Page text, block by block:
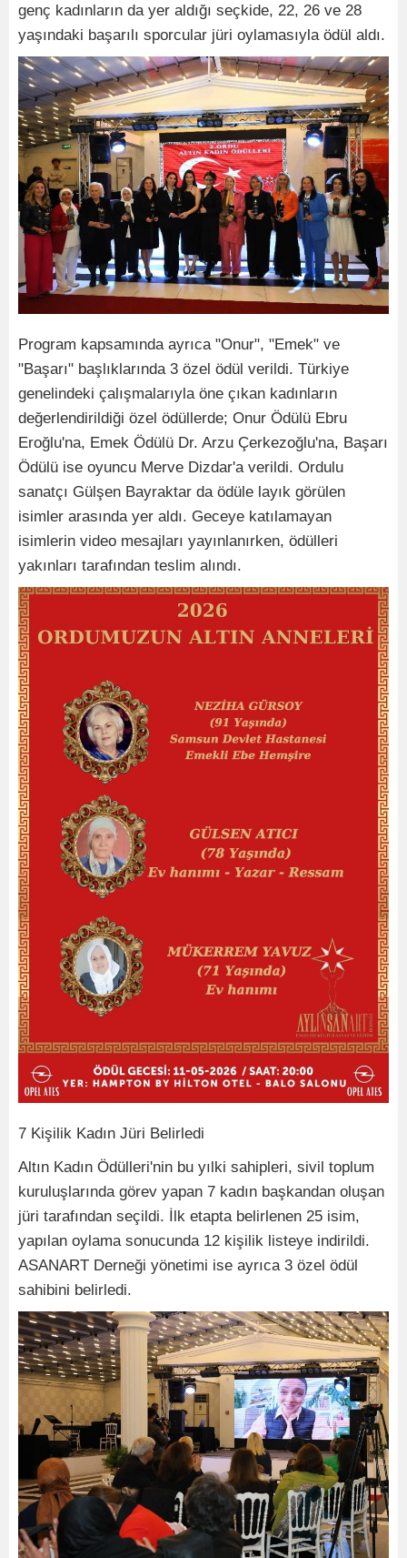
genç kadınların da yer aldığı seçkide, 22, 26 ve 28
yaşındaki başarılı sporcular jüri oylamasıyla ödül aldı.
Program kapsamında ayrıca "Onur", "Emek" ve
"Başarı" başlıklarında 3 özel ödül verildi. Türkiye
genelindeki çalışmalarıyla öne çıkan kadınların
değerlendirildiği özel ödüllerde; Onur Ödülü Ebru
Eroğlu'na, Emek Ödülü Dr. Arzu Çerkezoğlu'na, Başarı
Ödülü ise oyuncu Merve Dizdar'a verildi. Ordulu
sanatçı Gülşen Bayraktar da ödüle layık görülen
isimler arasında yer aldı. Geceye katılamayan
isimlerin video mesajları yayınlanırken, ödülleri
yakınları tarafından teslim alındı.
7 Kişilik Kadın Jüri Belirledi
Altın Kadın Ödülleri'nin bu yılki sahipleri, sivil toplum
kuruluşlarında görev yapan 7 kadın başkandan oluşan
jüri tarafından seçildi. İlk etapta belirlenen 25 isim,
yapılan oylama sonucunda 12 kişilik listeye indirildi.
ASANART Derneği yönetimi ise ayrıca 3 özel ödül
sahibini belirledi.